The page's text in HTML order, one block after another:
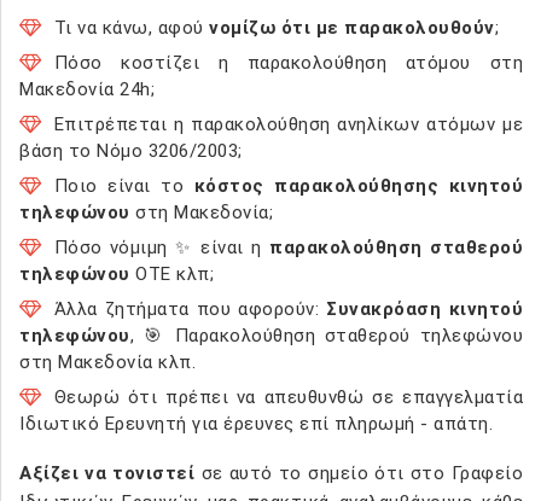
Τι να κάνω, αφού νομίζω ότι με παρακολουθούν;
Πόσο κοστίζει η παρακολούθηση ατόμου στη
Μακεδονία 24h;
Επιτρέπεται η παρακολούθηση ανηλίκων ατόμων με
βάση το Νόμο 3206/2003;
Ποιο είναι το κόστος παρακολούθησης κινητού
τηλεφώνου στη Μακεδονία;
Πόσο νόμιμη ✨ είναι η παρακολούθηση σταθερού
τηλεφώνου ΟΤΕ κλπ;
Άλλα ζητήματα που αφορούν: Συνακρόαση κινητού
τηλεφώνου, 🎯 Παρακολούθηση σταθερού τηλεφώνου
στη Μακεδονία κλπ.
Θεωρώ ότι πρέπει να απευθυνθώ σε επαγγελματία
Ιδιωτικό Ερευνητή για έρευνες επί πληρωμή - απάτη.
Αξίζει να τονιστεί σε αυτό το σημείο ότι στο Γραφείο